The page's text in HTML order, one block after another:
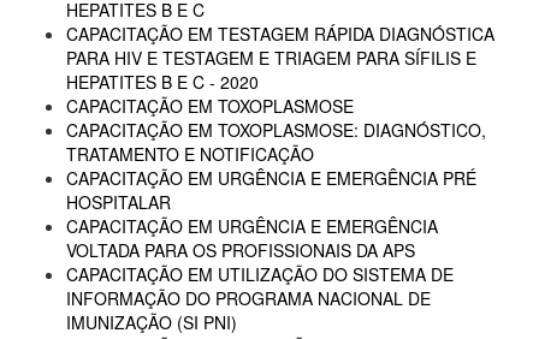
HEPATITES B E C
CAPACITAÇÃO EM TESTAGEM RÁPIDA DIAGNÓSTICA
PARA HIV E TESTAGEM E TRIAGEM PARA SÍFILIS E
HEPATITES B E C - 2020
CAPACITAÇÃO EM TOXOPLASMOSE
CAPACITAÇÃO EM TOXOPLASMOSE: DIAGNÓSTICO,
TRATAMENTO E NOTIFICAÇÃO
CAPACITAÇÃO EM URGÊNCIA E EMERGÊNCIA PRÉ
HOSPITALAR
CAPACITAÇÃO EM URGÊNCIA E EMERGÊNCIA
VOLTADA PARA OS PROFISSIONAIS DA APS
CAPACITAÇÃO EM UTILIZAÇÃO DO SISTEMA DE
INFORMAÇÃO DO PROGRAMA NACIONAL DE
IMUNIZAÇÃO (SI PNI)